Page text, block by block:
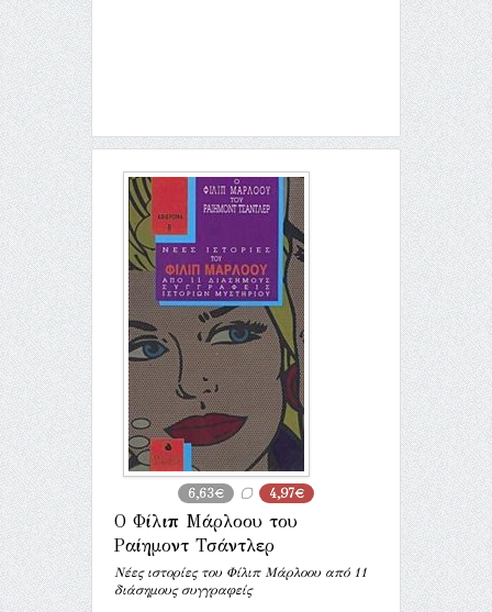
6,63€ 4,97€
Ο Φίλιπ Μάρλοου του
Ραίημοντ Τσάντλερ
Νέες ιστορίες του Φίλιπ Μάρλοου από 11
διάσημους συγγραφείς